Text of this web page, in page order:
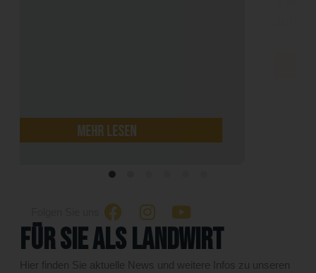
mehr lesen
Für Sie als Landwirt
Hier finden Sie aktuelle News und weitere Infos zu unseren